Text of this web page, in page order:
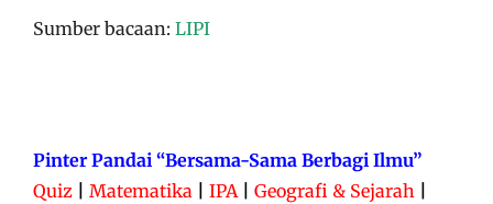
Sumber bacaan: LIPI
Pinter Pandai “Bersama-Sama Berbagi Ilmu”
Quiz
Matematika IPA| Geografi & Sejarah